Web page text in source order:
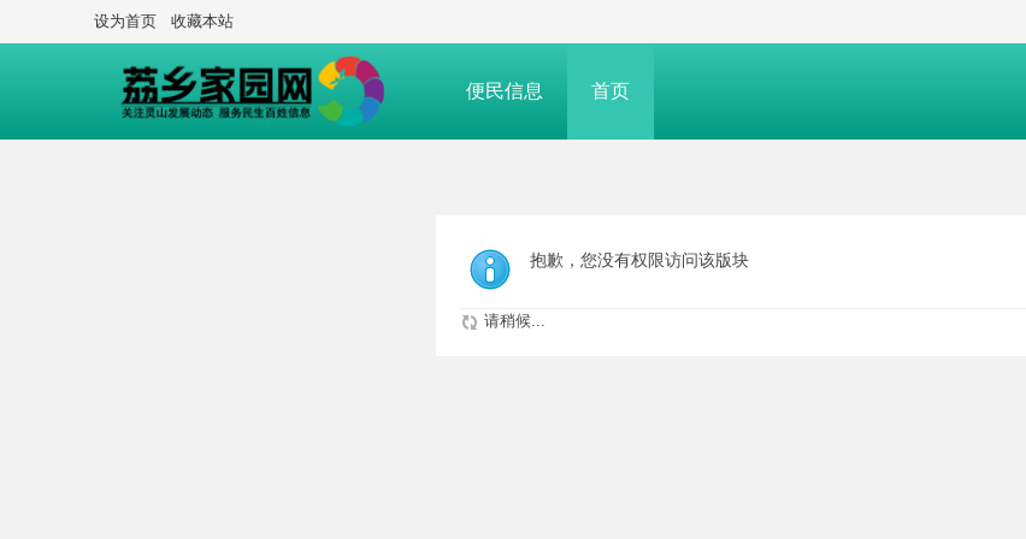
设为首页 收藏本站
便民信息 首页
抱歉，您没有权限访问该版块
请稍候...